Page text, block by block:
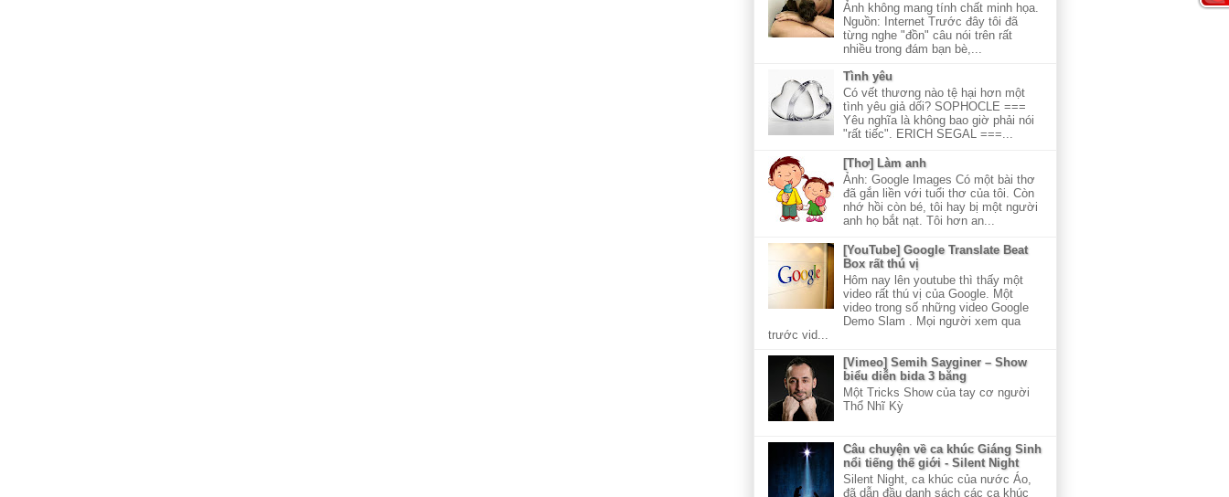
Ảnh không mang tính chất minh họa.
Nguồn: Internet Trước đây tôi đã
từng nghe "đồn" câu nói trên rất
nhiều trong đám bạn bè,...
Tình yêu
Có vết thương nào tệ hại hơn một
tình yêu giả dối? SOPHOCLE ===
Yêu nghĩa là không bao giờ phải nói
"rất tiếc". ERICH SEGAL ===...
[Thơ] Làm anh
Ảnh: Google Images Có một bài thơ
đã gắn liền với tuổi thơ của tôi. Còn
nhớ hồi còn bé, tôi hay bị một người
anh họ bắt nạt. Tôi hơn an...
[YouTube] Google Translate Beat
Box rất thú vị
Hôm nay lên youtube thì thấy một
video rất thú vị của Google. Một
video trong số những video Google
Demo Slam . Mọi người xem qua
trước vid...
[Vimeo] Semih Sayginer – Show
biểu diễn bida 3 băng
Một Tricks Show của tay cơ người
Thổ Nhĩ Kỳ
Câu chuyện về ca khúc Giáng Sinh
nổi tiếng thế giới - Silent Night
Silent Night, ca khúc của nước Áo,
đã dẫn đầu danh sách các ca khúc